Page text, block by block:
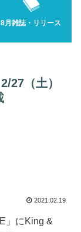
8月雑誌・リリース
27（土）
2021.02.19
」にKing &